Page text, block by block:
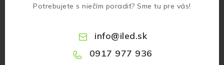
Potrebujete s niečím poradiť? Sme tu pre vás!
info@iled.sk
0917 977 936